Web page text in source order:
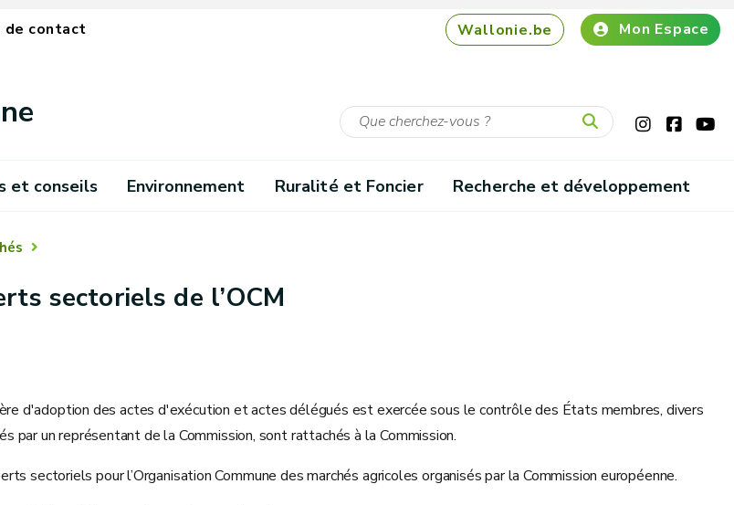
de contact Wallonie.be Mon Espace
et conseils Environnement Ruralité et Foncier Recherche et développement
sectoriels de l’OCM
d'adoption des actes d'exécution et actes délégués est exercée sous le contrôle des États membres, divers
un représentant de la Commission, sont rattachés à la Commission.
sectoriels pour l’Organisation Commune des marchés agricoles organisés par la Commission européenne.